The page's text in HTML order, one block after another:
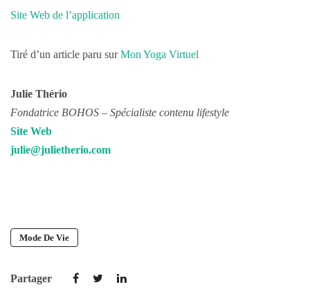
Site Web de l’application
Tiré d’un article paru surMon Yoga Virtuel
Julie Thério
Fondatrice BOHOS – Spécialiste contenu lifestyle
Site Web
julie@julietherio.com
Mode De Vie
Partager